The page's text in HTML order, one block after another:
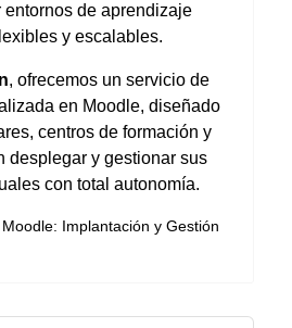
entornos de aprendizaje
y escalables.
, ofrecemos un servicio de
en Moodle, diseñado
centros de formación y
desplegar y gestionar sus
con total autonomía.
Implantación y Gestión